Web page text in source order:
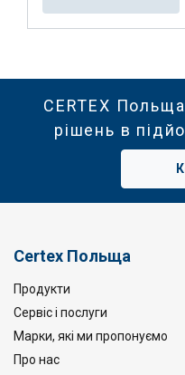
CERTEX
рішень в
Certex Польща
Продукти
Сервіс і послуги
Марки, які ми пропонуємо
Про нас